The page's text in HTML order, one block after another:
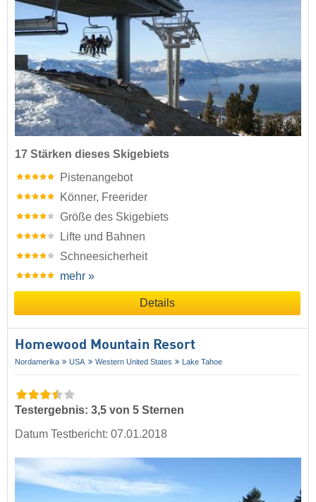
17 Stärken dieses Skigebiets
Pistenangebot
Könner, Freerider
Größe des Skigebiets
Lifte und Bahnen
Schneesicherheit
mehr »
Details
Homewood Mountain Resort
Nordamerika USA Western United States Lake Tahoe
Testergebnis: 3,5 von 5 Sternen
Datum Testbericht: 07.01.2018